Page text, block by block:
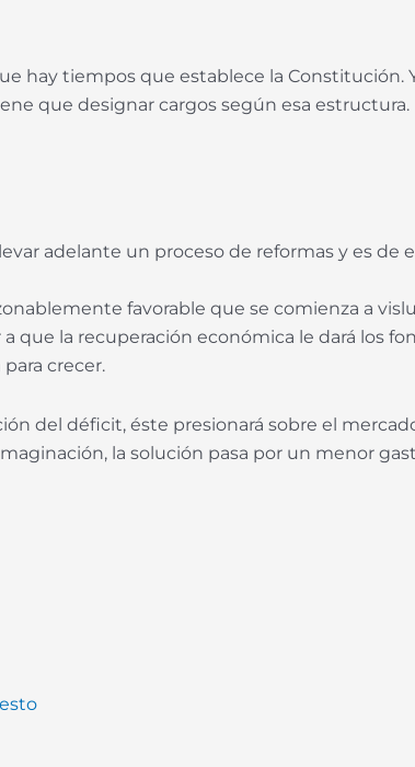
hay tiempos que establece la Constitución.
que designar cargos según esa estructura.
adelante un proceso de reformas y es de
favorable que se comienza a
que la recuperación económica le dará los
crecer.
del déficit, éste presionará sobre el
la solución pasa por un menor